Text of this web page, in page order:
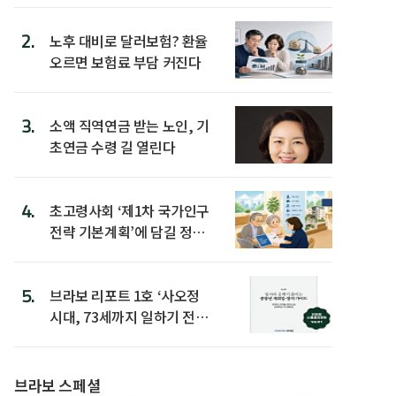
2.
노후 대비로 달러보험? 환율
오르면 보험료 부담 커진다
3.
소액 직역연금 받는 노인, 기
초연금 수령 길 열린다
4.
초고령사회 ‘제1차 국가인구
전략 기본계획’에 담길 정책
5.
브라보 리포트 1호 ‘사오정
시대, 73세까지 일하기 전략’
브라보 스페셜